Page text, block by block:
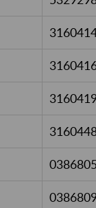
0386805